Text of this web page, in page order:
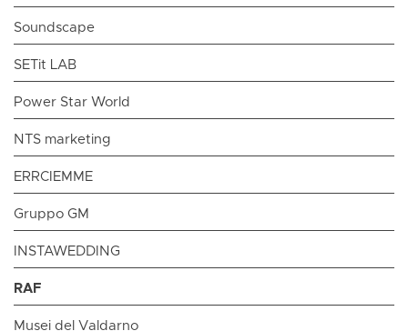
Soundscape
SETit LAB
Power Star World
NTS marketing
ERRCIEMME
Gruppo GM
INSTAWEDDING
RAF
Musei del Valdarno